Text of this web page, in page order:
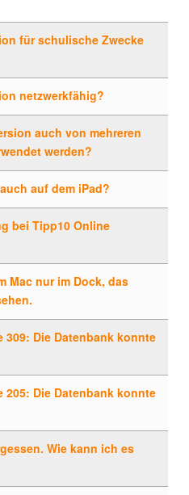
für schulische Zwecke
netzwerkfähig?
auch von mehreren
werden?
auf dem iPad?
bei Tipp10 Online
Mac nur im Dock, das
Die Datenbank konnte
Die Datenbank konnte
Wie kann ich es